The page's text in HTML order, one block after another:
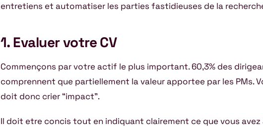
entretiens et automatiser les parties fastidieuses de la
1. Evaluer votre CV
Commençons par votre actif le plus important. 60,3% des
comprennent que partiellement la valeur apportee par les PMs.
doit donc crier “impact”.
Il doit etre concis tout en indiquant clairement ce que vous avez